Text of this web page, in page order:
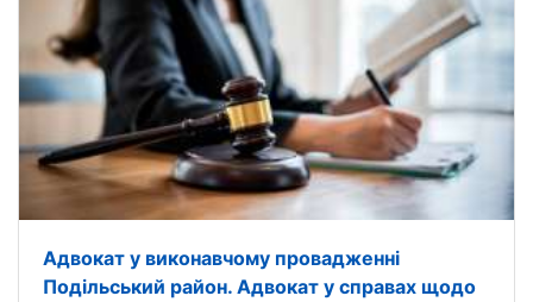
Адвокат у виконавчому провадженні
Подільський район. Адвокат у справах щодо